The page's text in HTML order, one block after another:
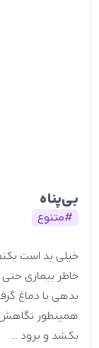
بی‌پناه
#متنوع
خیلی بد است
‌خاطر بیماری
بدهی با دماغ
همینطور
بکشد و برود ...